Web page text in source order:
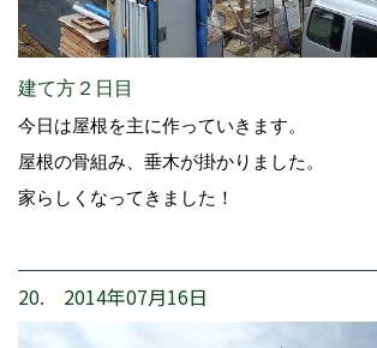
建て方２日目
今日は屋根を主に作っていきます。
屋根の骨組み、垂木が掛かりました。
家らしくなってきました！
20. 2014年07月16日